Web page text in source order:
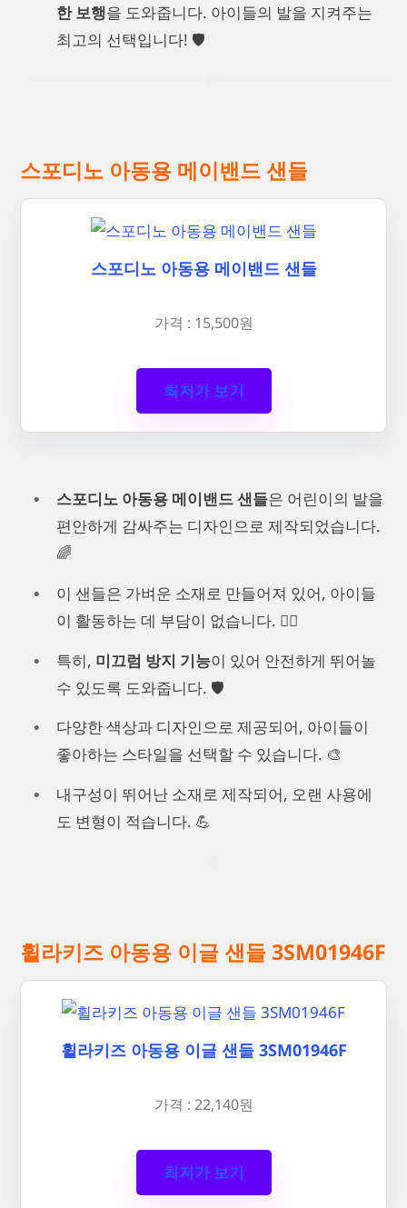
한 보행을 도와줍니다. 아이들의 발을 지켜주는
최고의 선택입니다! 🛡️
스포디노 아동용 메이밴드 샌들
스포디노 아동용 메이밴드 샌들
가격 : 15,500원
최저가 보기
스포디노 아동용 메이밴드 샌들은 어린이의 발을
편안하게 감싸주는 디자인으로 제작되었습니다.
🌈
이 샌들은 가벼운 소재로 만들어져 있어, 아이들
이 활동하는 데 부담이 없습니다. 🏃‍♂️
특히, 미끄럼 방지 기능이 있어 안전하게 뛰어놀
수 있도록 도와줍니다. 🛡️
다양한 색상과 디자인으로 제공되어, 아이들이
좋아하는 스타일을 선택할 수 있습니다. 🎨
내구성이 뛰어난 소재로 제작되어, 오랜 사용에
도 변형이 적습니다. 💪
휠라키즈 아동용 이글 샌들 3SM01946F
휠라키즈 아동용 이글 샌들 3SM01946F
가격 : 22,140원
최저가 보기